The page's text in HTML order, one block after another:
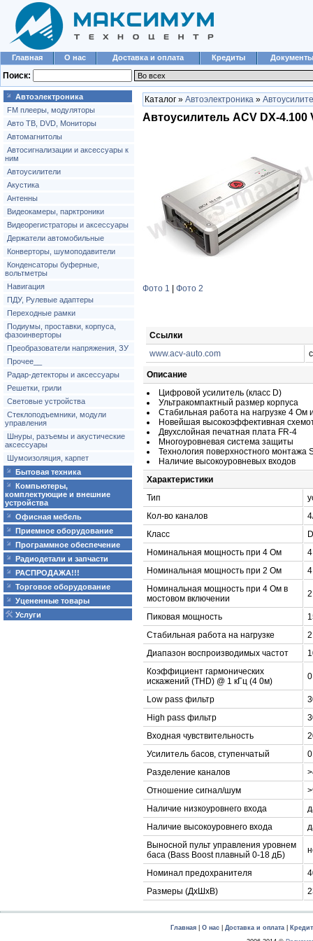
Главная О нас Доставка и оплата Кредиты Документы
Поиск:
Автоэлектроника
FM плееры, модуляторы
Авто ТВ, DVD, Мониторы
Автомагнитолы
Автосигнализации и аксессуары к
ним
Автоусилители
Акустика
Антенны
Видеокамеры, парктроники
Видеорегистраторы и аксессуары
Держатели автомобильные
Конверторы, шумоподавители
Конденсаторы буферные,
вольтметры
Навигация
ПДУ, Рулевые адаптеры
Переходные рамки
Подиумы, проставки, корпуса,
фазоинверторы
Преобразователи напряжения, ЗУ
Прочее__
Радар-детекторы и аксессуары
Решетки, грили
Световые устройства
Стеклоподъемники, модули
управления
Шнуры, разъемы и акустические
аксессуары
Шумоизоляция, карпет
Бытовая техника
Компьютеры,
комплектующие и внешние
устройства
Офисная мебель
Приемное оборудование
Программное обеспечение
Радиодетали и запчасти
РАСПРОДАЖА!!!
Торговое оборудование
Уцененные товары
Услуги
Каталог » Автоэлектроника »
Автоусилитель ACV DX-4.100
Фото 1 Фото 2
Ссылки
www.acv-auto.com
Описание
Цифровой усилитель (класс D)
Ультракомпактный размер корпуса
Стабильная работа на нагрузке 4 Ом
Новейшая высокоэффективная
Двухслойная печатная плата FR-4
Многоуровневая система защиты
Технология поверхностного монтажа
Наличие высокоуровневых входов
Характеристики
Тип
Кол-во каналов
Класс
D
Номинальная мощность при 4 Ом
Номинальная мощность при 2 Ом
Номинальная мощность при 4 Ом в
мостовом включении
Пиковая мощность
Стабильная работа на нагрузке
Диапазон воспроизводимых частот
Коэффициент гармонических
искажений (THD) @ 1 кГц (4 0м)
Low pass фильтр
High pass фильтр
Входная чувствительность
Усилитель басов, ступенчатый
Разделение каналов
Отношение сигнал/шум
Наличие низкоуровнего входа
Наличие высокоуровнего входа
Выносной пульт управления уровнем
баса (Bass Boost плавный 0-18 дБ)
Номинал предохранителя
Размеры (ДxШxВ)
Главная О нас Доставка и оплата